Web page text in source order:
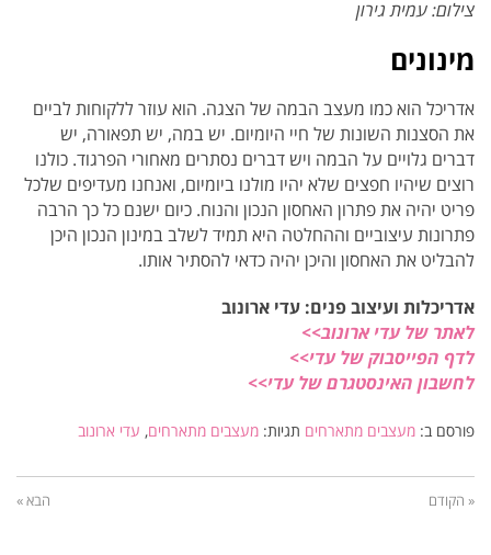
צילום: עמית גירון
מינונים
אדריכל הוא כמו מעצב הבמה של הצגה. הוא עוזר ללקוחות לביים
את הסצנות השונות של חיי היומיום. יש במה, יש תפאורה, יש
דברים גלויים על הבמה ויש דברים נסתרים מאחורי הפרגוד. כולנו
רוצים שיהיו חפצים שלא יהיו מולנו ביומיום, ואנחנו מעדיפים שלכל
פריט יהיה את פתרון האחסון הנכון והנוח. כיום ישנם כל כך הרבה
פתרונות עיצוביים וההחלטה היא תמיד לשלב במינון הנכון היכן
להבליט את האחסון והיכן יהיה כדאי להסתיר אותו.
אדריכלות ועיצוב פנים: עדי ארונוב
לאתר של עדי ארונוב>>
לדף הפייסבוק של עדי>>
לחשבון האינסטגרם של עדי>>
פורסם ב: מעצבים מתארחים תגיות: מעצבים מתארחים, עדי ארונוב
« הקודם הבא »